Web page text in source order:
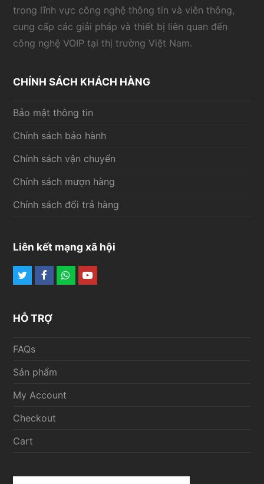
trong lĩnh vực công nghệ thông tin và viễn thông,
cung cấp các giải pháp và thiết bị liên quan đến
công nghệ VOIP tại thị trường Việt Nam.
CHÍNH SÁCH KHÁCH HÀNG
Bảo mật thông tin
Chính sách bảo hành
Chính sách vận chuyển
Chính sách mượn hàng
Chính sách đổi trả hàng
Liên kết mạng xã hội
TwitterFacebook
Whatsapp
Youtube
HỖ TRỢ
FAQs
Sản phẩm
My Account
Checkout
Cart